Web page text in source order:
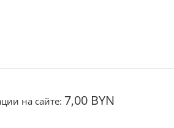
на сайте: 7,00 BYN